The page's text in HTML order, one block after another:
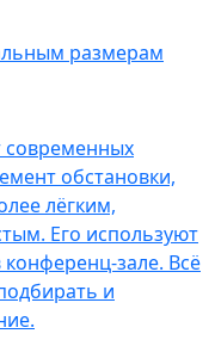
размерам
современных
обстановки,
лёгким,
Его используют
конференц-зале. Всё
и